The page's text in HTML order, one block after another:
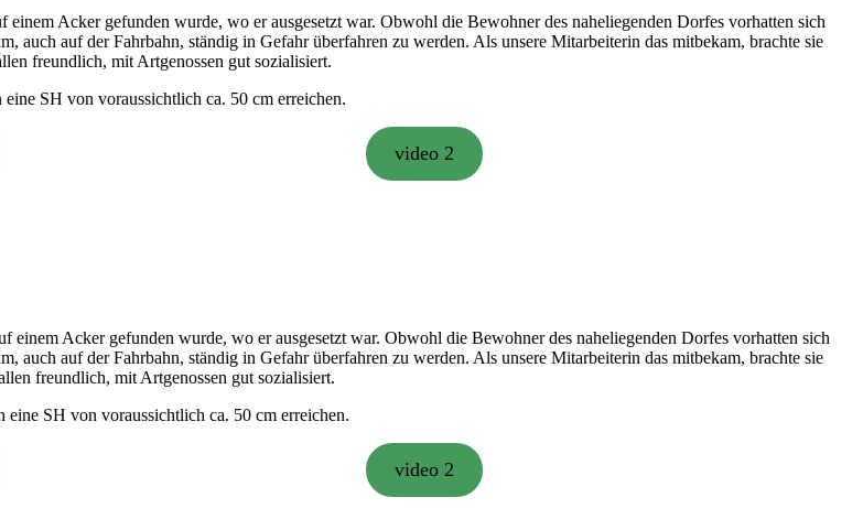
Acker gefunden wurde, wo er ausgesetzt war. Obwohl die Bewohner des naheliegenden Dorfes vorhatten sich
auch auf der Fahrbahn, ständig in Gefahr überfahren zu werden. Als unsere Mitarbeiterin das mitbekam, brachte sie
freundlich, mit Artgenossen gut sozialisiert.
SH von voraussichtlich ca. 50 cm erreichen.
video 2
einem Acker gefunden wurde, wo er ausgesetzt war. Obwohl die Bewohner des naheliegenden Dorfes vorhatten sich
auch auf der Fahrbahn, ständig in Gefahr überfahren zu werden. Als unsere Mitarbeiterin das mitbekam, brachte sie
freundlich, mit Artgenossen gut sozialisiert.
SH von voraussichtlich ca. 50 cm erreichen.
video 2